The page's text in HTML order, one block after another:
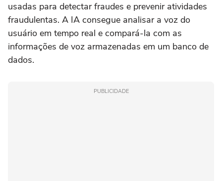
usadas para detectar fraudes e prevenir atividades
fraudulentas. A IA consegue analisar a voz do
usuário em tempo real e compará-la com as
informações de voz armazenadas em um banco de
dados.
PUBLICIDADE